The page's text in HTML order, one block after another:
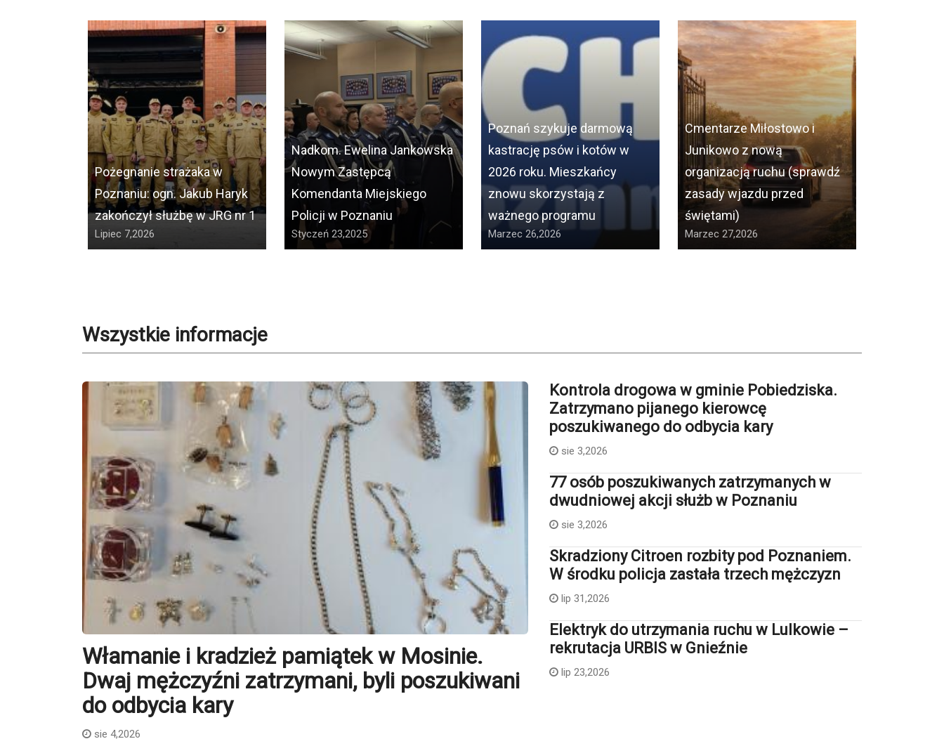
Pożegnanie strażaka w
Poznaniu: ogn. Jakub Haryk
zakończył służbę w JRG nr 1
Lipiec 7,2026
Nadkom. Ewelina Jankowska
Nowym Zastępcą
Komendanta Miejskiego
Policji w Poznaniu
Styczeń 23,2025
Poznań szykuje darmową
kastrację psów i kotów w
2026 roku. Mieszkańcy
znowu skorzystają z
ważnego programu
Marzec 26,2026
Cmentarze Miłostowo i
Junikowo z nową
organizacją ruchu (sprawdź
zasady wjazdu przed
świętami)
Marzec 27,2026
Wszystkie informacje
Włamanie i kradzież pamiątek w Mosinie.
Dwaj mężczyźni zatrzymani, byli poszukiwani
do odbycia kary
sie 4,2026
Kontrola drogowa w gminie Pobiedziska.
Zatrzymano pijanego kierowcę
poszukiwanego do odbycia kary
sie 3,2026
77 osób poszukiwanych zatrzymanych w
dwudniowej akcji służb w Poznaniu
sie 3,2026
Skradziony Citroen rozbity pod Poznaniem.
W środku policja zastała trzech mężczyzn
lip 31,2026
Elektryk do utrzymania ruchu w Lulkowie –
rekrutacja URBIS w Gnieźnie
lip 23,2026